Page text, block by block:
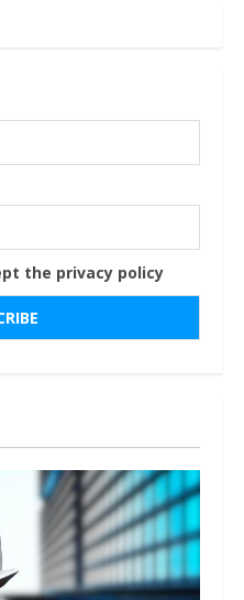
the privacy policy